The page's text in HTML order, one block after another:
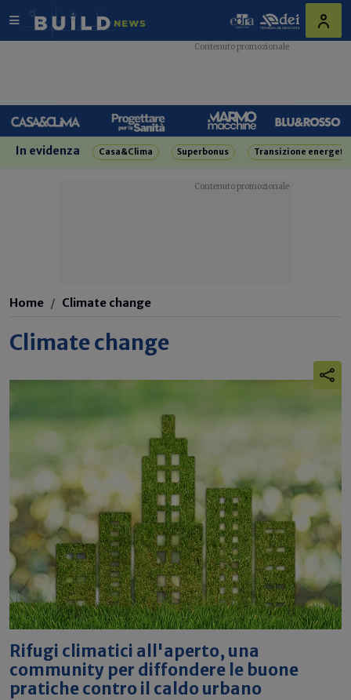
In evidenza Casa&Clima Superbonus Transizione
Home Climate change
Climate change
Rifugi climatici all'aperto, una
community per diffondere le buone
pratiche contro il caldo urbano